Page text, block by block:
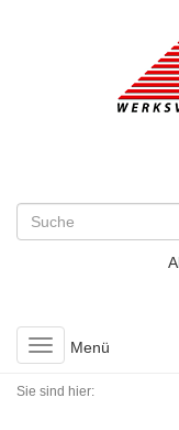
Toggle
navigation
Menü
Sie sind hier: